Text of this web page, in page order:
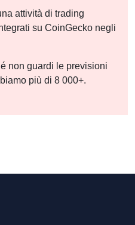
attività di trading
su CoinGecko negli
non guardi le previsioni
più di 8 000+.